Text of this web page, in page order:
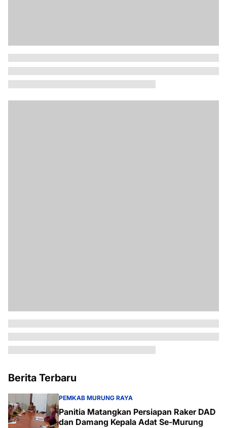
Berita Terbaru
PEMKAB MURUNG RAYA
Panitia Matangkan Persiapan Raker DAD
dan Damang Kepala Adat Se-Murung